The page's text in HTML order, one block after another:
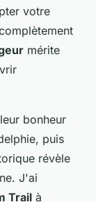
votre
mérite
bonheur
puis
révèle
J'ai
Trail à